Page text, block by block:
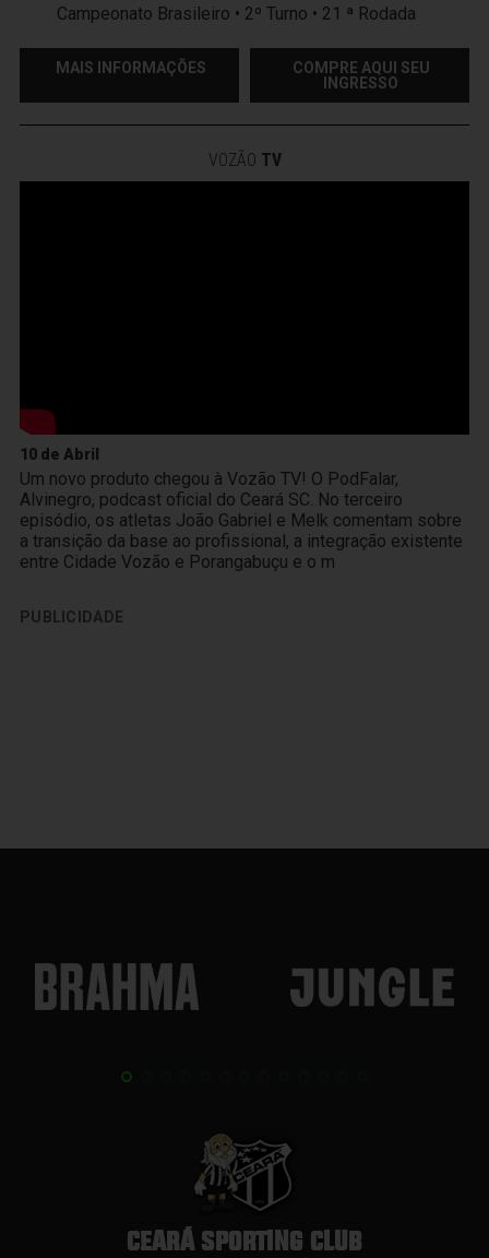
Campeonato Brasileiro • 2º Turno • 21 ª Rodada
MAIS INFORMAÇÕES
COMPRE AQUI SEU
INGRESSO
VOZÃO TV
10 de Abril
Um novo produto chegou à Vozão TV! O PodFalar,
Alvinegro, podcast oficial do Ceará SC. No terceiro
episódio, os atletas João Gabriel e Melk comentam sobre
a transição da base ao profissional, a integração existente
entre Cidade Vozão e Porangabuçu e o m
PUBLICIDADE
CEARÁ SPORTING CLUB